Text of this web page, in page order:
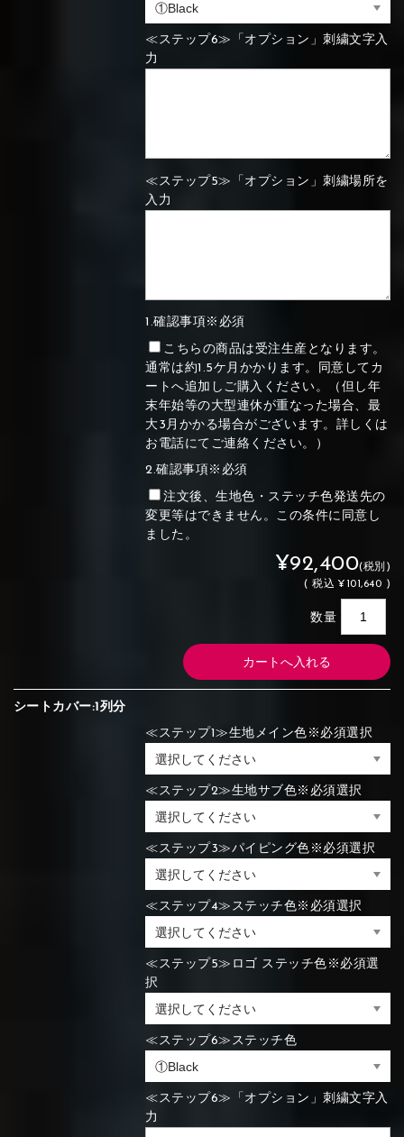
≪ステップ6≫「オプション」刺繍文字入
力
≪ステップ5≫「オプション」刺繍場所を
入力
1.確認事項※必須
こちらの商品は受注生産となります。
通常は約1.5ケ月かかります。同意してカ
ートへ追加しご購入ください。（但し年
末年始等の大型連休が重なった場合、最
大3月かかる場合がございます。詳しくは
お電話にてご連絡ください。）
2.確認事項※必須
注文後、生地色・ステッチ色発送先の
変更等はできません。この条件に同意し
ました。
¥92,400(税別)
(税込 ¥101,640 )
数量
シートカバー:1列分
≪ステップ1≫生地メイン色※必須選択
≪ステップ2≫生地サブ色※必須選択
≪ステップ3≫パイピング色※必須選択
≪ステップ4≫ステッチ色※必須選択
≪ステップ5≫ロゴ ステッチ色※必須選
択
≪ステップ6≫ステッチ色
≪ステップ6≫「オプション」刺繍文字入
力